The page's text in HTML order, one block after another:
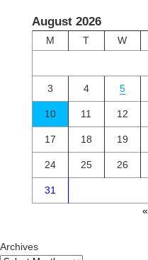
August 2026
M T W
3 4 5
10 11 12
17 18 19
24 25 26
31
Archives